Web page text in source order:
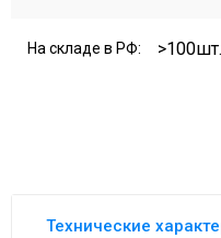
На складе в РФ: >100шт.
Технические